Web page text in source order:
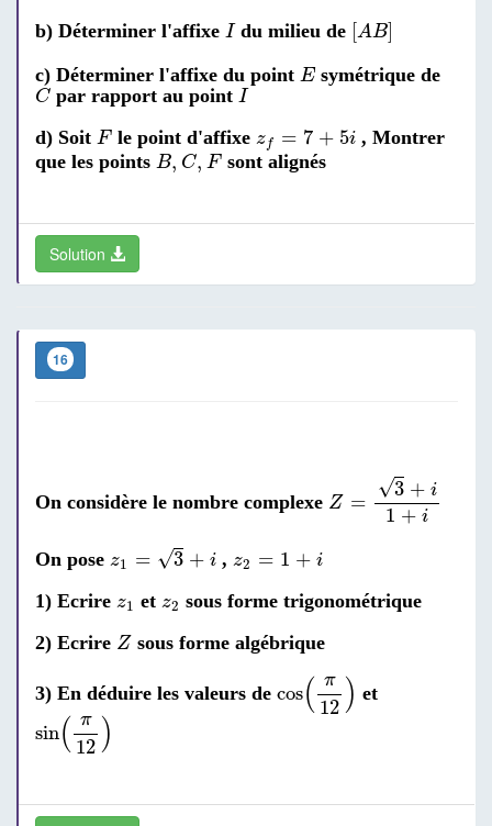
b) Déterminer l'affixe I
Idu milieu de [AB]
[ A B]
c) Déterminer l'affixe du point E
Esymétrique de
C
Cpar rapport au point I
I
d) Soit F
Fle point d'affixe zf = 7 + 5i
+5
, Montrer
que les points B, C, F
B, C,F sont alignés
Solution
16
On considère le nombre complexe Z =
√3 + i
1 + i
1+
On pose z1 = √3 + i ,z2 = 1 + i
+
1) Ecrire z1
z1 et z2
z2 sous forme trigonométrique
2) Ecrire Z
Zsous forme algébrique
3) En déduire les valeurs de cos( π
12 )
(π 12 )
et
sin( π
12 )
π 12 )